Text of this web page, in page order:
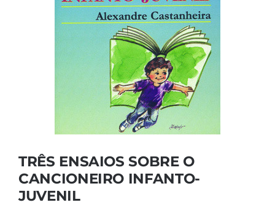
TRÊS ENSAIOS SOBRE O
CANCIONEIRO INFANTO-
JUVENIL